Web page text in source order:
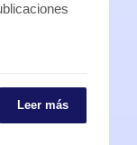
Leer más